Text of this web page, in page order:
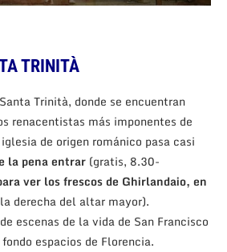
TRINITÀ
Trinità, donde se encuentran
renacentistas más imponentes de
de origen románico pasa casi
la pena entrar (gratis, 8.30-
ver los frescos de Ghirlandaio, en
derecha del altar mayor).
escenas de la vida de San Francisco
espacios de Florencia.